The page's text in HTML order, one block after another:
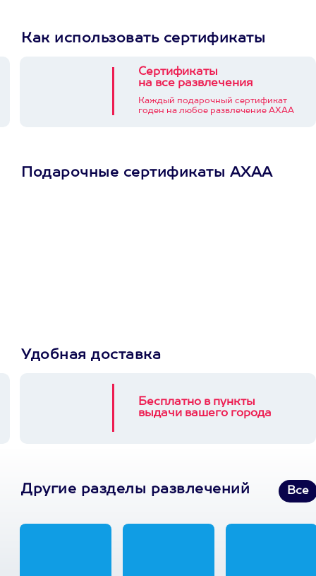
Как использовать сертификаты
Сертификаты
на все развлечения
Каждый подарочный сертификат
годен на любое развлечение АХАА
Подарочные сертификаты АХАА
Удобная доставка
Бесплатно в пункты
выдачи вашего города
Другие разделы развлечений Все